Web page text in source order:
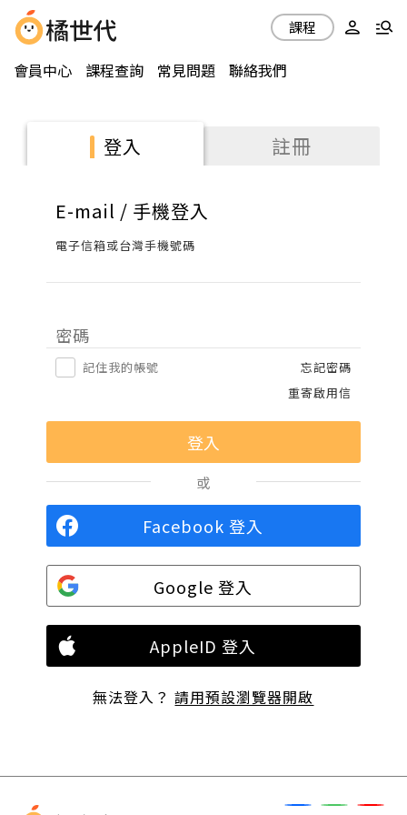
會員中心 課程查詢 常見問題 聯絡我們
課程
登入 註冊
E-mail / 手機登入
電子信箱或台灣手機號碼
密碼
記住我的帳號
忘記密碼
重寄啟用信
或
Facebook 登入
Google 登入
AppleID 登入
無法登入？請用預設瀏覽器開啟